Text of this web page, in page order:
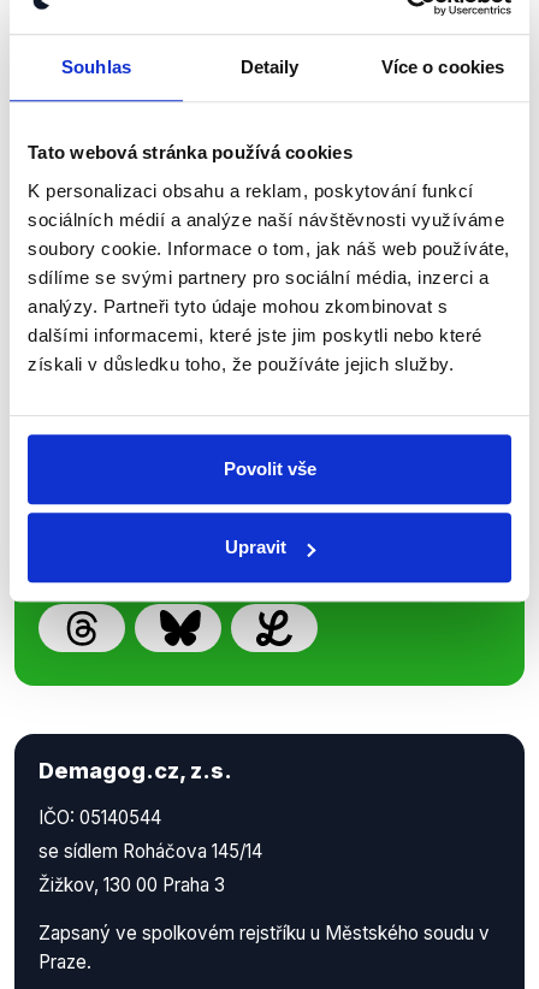
Souhlas Detaily Více o cookies
Tato webová stránka používá cookies
K personalizaci obsahu a reklam, poskytování funkcí
sociálních médií a analýze naší návštěvnosti využíváme
soubory cookie. Informace o tom, jak náš web používáte,
sdílíme se svými partnery pro sociální média, inzerci a
analýzy. Partneři tyto údaje mohou zkombinovat s
dalšími informacemi, které jste jim poskytli nebo které
získali v důsledku toho, že používáte jejich služby.
Povolit vše
Upravit
shrnutí nejzajímavějších článků a analýz.
Začněte nás odebírat, a mějte tak
přehled o tom, jaké dezinformace a
nepravdy se zrovna v Česku šíří.
Newsletter WhatsApp
Sociální sítě
z Demagog.cz. Sdílením našich
příspěvků přátelům podpoříte naši
práci.
Demagog.cz, z.s.
IČO: 05140544
se sídlem Roháčova 145/14
Žižkov, 130 00 Praha 3
Zapsaný ve spolkovém rejstříku u Městského soudu v
Praze.